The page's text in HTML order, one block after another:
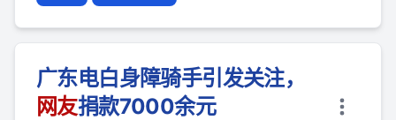
广东电白身障骑手引发关注，
网友捐款7000余元